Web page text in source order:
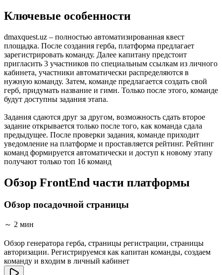
Ключевые особенности
dmaxquest.uz – полностью автоматизированная квест
площадка. После создания герба, платформа предлагает
зарегистрировать команду. Далее капитану предстоит
пригласить 3 участников по специальным ссылкам из личного
кабинета, участники автоматически распределяются в
нужную команду. Затем, команде предлагается создать свой
герб, придумать название и гимн. Только после этого, команде
будут доступны задания этапа.
Задания сдаются друг за другом, возможность сдать второе
задание открывается только после того, как команда сдала
предыдущее. После проверки задания, команде приходит
уведомление на платформе и проставляется рейтинг. Рейтинг
команд формируется автоматически и доступ к новому этапу
получают только топ 16 команд
Обзор FrontEnd части платформы
Обзор посадочной страницы
～ 2 мин
Обзор генератора герба, страницы регистрации, страницы
авторизации. Регистрируемся как капитан команды, создаем
команду и входим в личный кабинет